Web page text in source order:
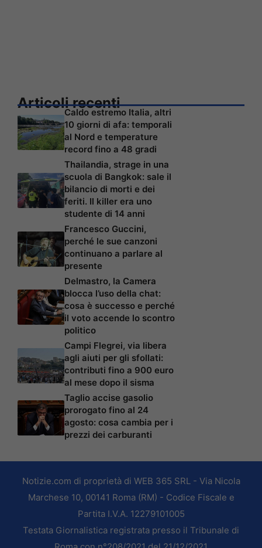
Articoli recenti
Caldo estremo Italia, altri
10 giorni di afa: temporali
al Nord e temperature
record fino a 48 gradi
Thailandia, strage in una
scuola di Bangkok: sale il
bilancio di morti e dei
feriti. Il killer era uno
studente di 14 anni
Francesco Guccini,
perché le sue canzoni
continuano a parlare al
presente
Delmastro, la Camera
blocca l’uso della chat:
cosa è successo e perché
il voto accende lo scontro
politico
Campi Flegrei, via libera
agli aiuti per gli sfollati:
contributi fino a 900 euro
al mese dopo il sisma
Taglio accise gasolio
prorogato fino al 24
agosto: cosa cambia per i
prezzi dei carburanti
Notizie.com di proprietà di WEB 365 SRL - Via Nicola
Marchese 10, 00141 Roma (RM) - Codice Fiscale e
Partita I.V.A. 12279101005
Testata Giornalistica registrata presso il Tribunale di